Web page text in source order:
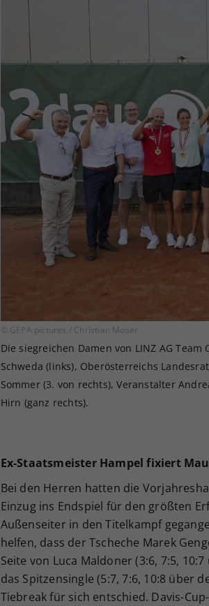
© GEPA pictures / Christian Moser
Die siegreichen Damen von LINZ AG
Schweda (links), Oberösterreichs
Sommer (3. von rechts), Veranstalter
Hirn (ganz rechts).
Ex-Staatsmeister Hampel fixiert
Bei den Herren hatten die
Einzug ins Endspiel für den größten
Außenseiter in den Titelkampf
helfen, dass der Tscheche Marek
Seite von Luca Maldoner (3:6, 7:5,
das Spitzensingle (5:7, 7:6, 10:8 über
Tiebreak für sich entschied. Davis-